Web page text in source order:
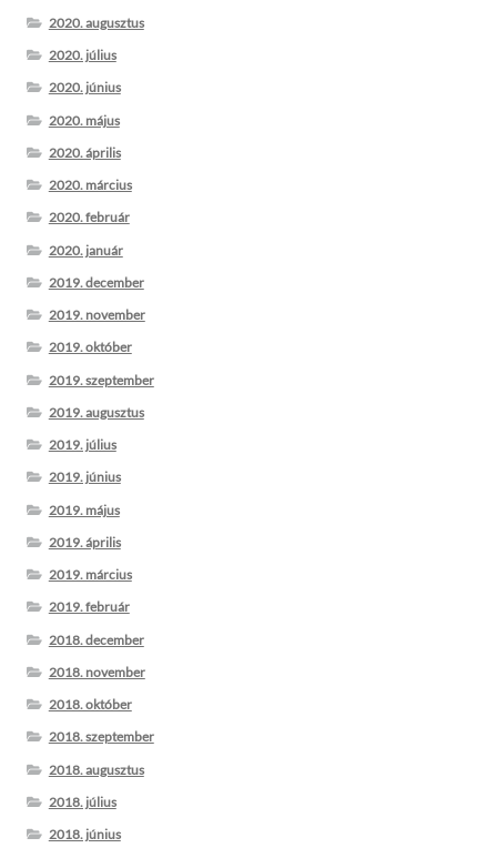
2020. augusztus
2020. július
2020. június
2020. május
2020. április
2020. március
2020. február
2020. január
2019. december
2019. november
2019. október
2019. szeptember
2019. augusztus
2019. július
2019. június
2019. május
2019. április
2019. március
2019. február
2018. december
2018. november
2018. október
2018. szeptember
2018. augusztus
2018. július
2018. június